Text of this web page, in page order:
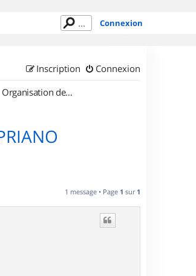
Connexion
Connexion
Inscription
Organisation de sorties en région Corse
1 message • Page 1 sur 1